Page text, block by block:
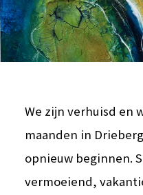
We zijn verhuisd en
maanden in
opnieuw beginnen.
vermoeiend,